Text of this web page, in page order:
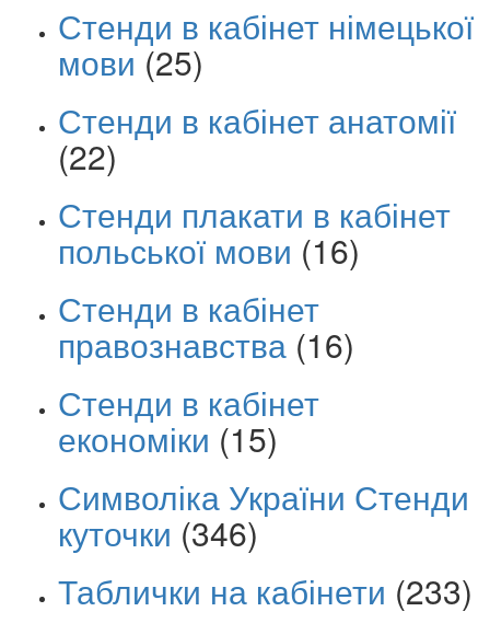
Стенди в кабінет німецької
мови (25)
Стенди в кабінет анатомії
(22)
Стенди плакати в кабінет
польської мови (16)
Стенди в кабінет
правознавства (16)
Стенди в кабінет
економіки (15)
Символіка України Стенди
куточки (346)
Таблички на кабінети (233)